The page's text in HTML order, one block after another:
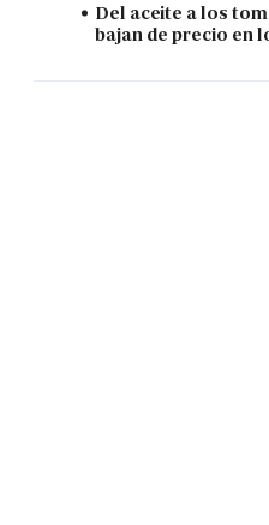
Del aceite a los
bajan de precio en